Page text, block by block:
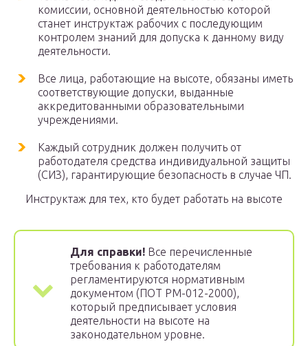
комиссии, основной деятельностью которой
станет инструктаж рабочих с последующим
контролем знаний для допуска к данному виду
деятельности.
Все лица, работающие на высоте, обязаны иметь
соответствующие допуски, выданные
аккредитованными образовательными
учреждениями.
Каждый сотрудник должен получить от
работодателя средства индивидуальной защиты
(СИЗ), гарантирующие безопасность в случае ЧП.
Инструктаж для тех, кто будет работать на высоте
Для справки! Все перечисленные
требования к работодателям
регламентируются нормативным
документом (ПОТ РМ-012-2000),
который предписывает условия
деятельности на высоте на
законодательном уровне.